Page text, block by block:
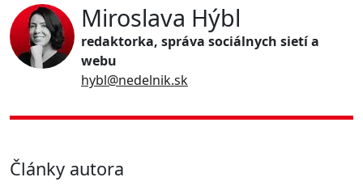
Miroslava Hýbl
redaktorka, správa sociálnych sietí a
webu
hybl@nedelnik.sk
Články autora